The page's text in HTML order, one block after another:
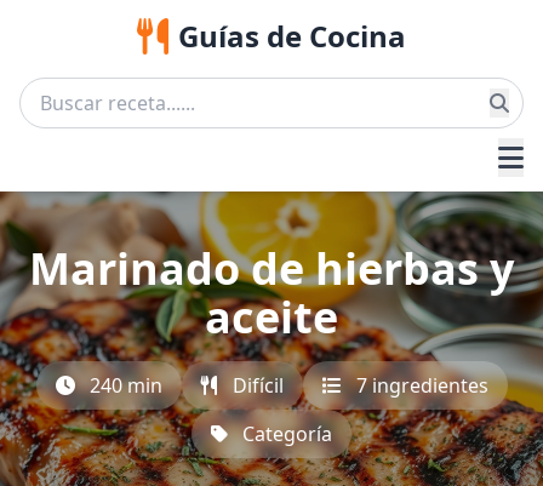
Guías de Cocina
Marinado de hierbas y
aceite
240 min Difícil
7 ingredientes
Categoría